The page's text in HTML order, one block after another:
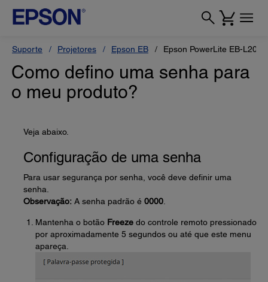
Suporte Projetores Epson EB Epson PowerLite EB-
Como defino uma senha para
o meu produto?
Veja abaixo.
Configuração de uma senha
Para usar segurança por senha, você deve definir uma
senha.
Observação: A senha padrão é 0000
Mantenha o botão Freeze do controle remoto pressionado
por aproximadamente 5 segundos ou até que este menu
apareça.